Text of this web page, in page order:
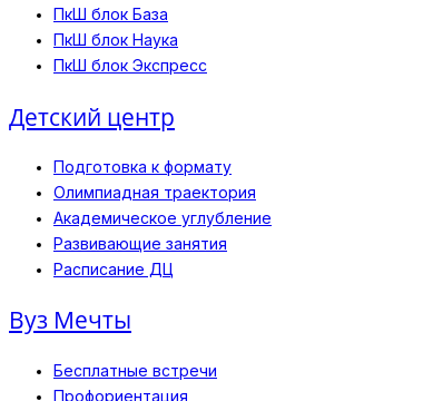
ПкШ блок База
ПкШ блок Наука
ПкШ блок Экспресс
Детский центр
Подготовка к формату
Олимпиадная траектория
Академическое углубление
Развивающие занятия
Расписание ДЦ
Вуз Мечты
Бесплатные встречи
Профориентация